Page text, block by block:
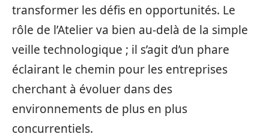
transformer les défis en opportunités. Le
rôle de l’Atelier va bien au-delà de la simple
veille technologique ; il s’agit d’un phare
éclairant le chemin pour les entreprises
cherchant à évoluer dans des
environnements de plus en plus
concurrentiels.